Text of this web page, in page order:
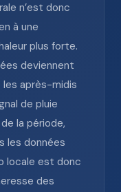
n’est donc
à une
plus forte.
deviennent
après-midis
de pluie
la période,
les données
locale est donc
des